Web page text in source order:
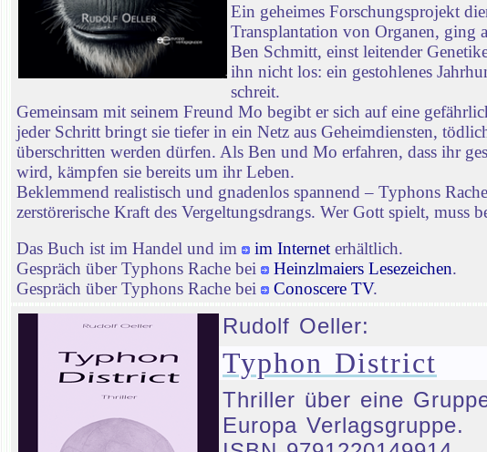
Ein geheimes Forschungsprojekt
Transplantation von Organen, ging
Ben Schmitt, einst leitender
ihn nicht los: ein gestohlenes
schreit.
Gemeinsam mit seinem Freund Mo begibt er sich auf eine
jeder Schritt bringt sie tiefer in ein Netz aus Geheimdiensten,
überschritten werden dürfen. Als Ben und Mo erfahren, dass ihr
wird, kämpfen sie bereits um ihr Leben.
Beklemmend realistisch und gnadenlos spannend – Typhons
zerstörerische Kraft des Vergeltungsdrangs. Wer Gott spielt, muss
Das Buch ist im Handel und im
im Internet erhältlich.
Gespräch über Typhons Rache bei
Heinzlmaiers Lesezeichen.
Gespräch über Typhons Rache bei
Conoscere TV.
Rudolf Oeller:
Typhon District
Thriller über eine
Europa Verlagsgruppe.